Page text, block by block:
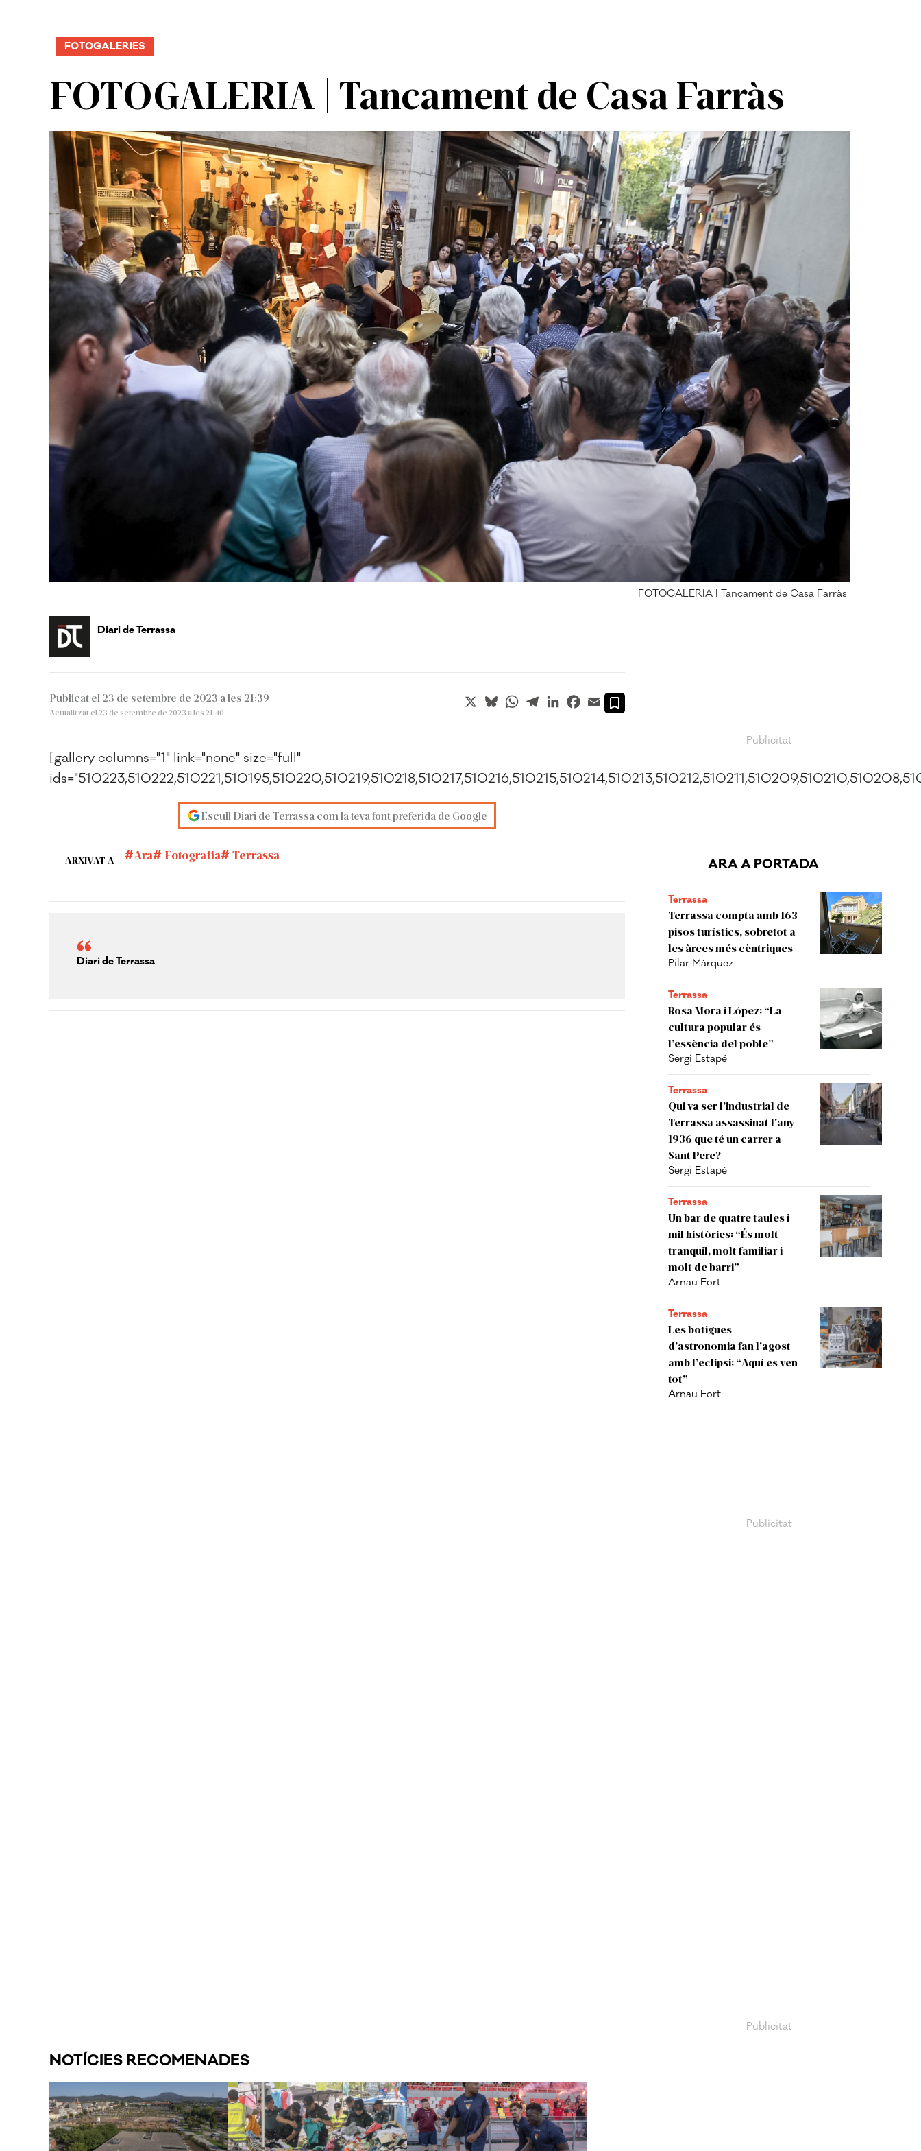
FOTOGALERIA | Tancament de Casa Farràs
FOTOGALERIES
FOTOGALERIA | Tancament de Casa Farràs
ARA A PORTADA
Terrassa
Terrassa compta amb 163
pisos turístics, sobretot a
les àrees més cèntriques
Pilar Màrquez
Terrassa
Rosa Mora i López: “La
cultura popular és
l’essència del poble”
Sergi Estapé
Terrassa
Qui va ser l'industrial de
Terrassa assassinat l'any
1936 que té un carrer a
Sant Pere?
Sergi Estapé
Terrassa
Un bar de quatre taules i
mil històries: “És molt
tranquil, molt familiar i
molt de barri”
Arnau Fort
Terrassa
Les botigues
d’astronomia fan l’agost
amb l’eclipsi: “Aquí es ven
tot”
Arnau Fort
Diari de Terrassa
Publicat el 23 de setembre de 2023 a les 21:39
Actualitzat el 23 de setembre de 2023 a les 21:40
X BlueskyWhatsApp
TelegramLinkedInFacebook
Email
[gallery columns="1" link="none" size="full"
Escull Diari de Terrassa com la teva font preferida de Google
ARXIVAT A Ara Fotografia Terrassa
Diari de Terrassa
NOTÍCIES RECOMENADES